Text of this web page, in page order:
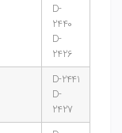
D-
2440
D-
2426
D-2441
D-
2427